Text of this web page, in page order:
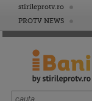
stirileprotv.ro
PROTV NEWS